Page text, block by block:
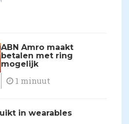
ABN Amro maakt
betalen met ring
mogelijk
1 minuut
in wearables